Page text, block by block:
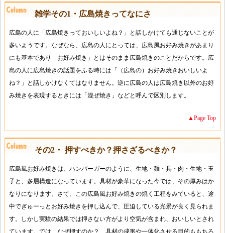
雑学その1・広島焼きってなにさ
広島の人に「広島焼きっておいしいよね？」と話しかけても通じないことが
多いようです。なぜなら、広島の人にとっては、広島風お好み焼きがあまり
にも基本であり「お好み焼き」とはそのまま広島焼きのことだからです。広
島の人に広島焼きの話題をふる時には「（広島の）お好み焼きおいしいよ
ね？」と話しかけなくてはなりません。逆に広島の人は広島焼き以外のお好
み焼きを表現するときには「混ぜ焼き」などと呼んで区別します。
▲Page Top
その2・ 押すべきか？押さざるべきか？
広島風お好み焼きは、ハンバーガーのように、生地・麺・具・肉・生地・玉
子と、多層構造になっています。具材が豪華になった今では、その厚みはか
なりになります。さて、この広島風お好み焼きの焼く工程をみていると、途
中でぎゅーっとお好み焼きを押し込んで、圧迫している光景が良く見られま
す。しかし実験の結果では押さない方がより空気が含まれ、おいしいとされ